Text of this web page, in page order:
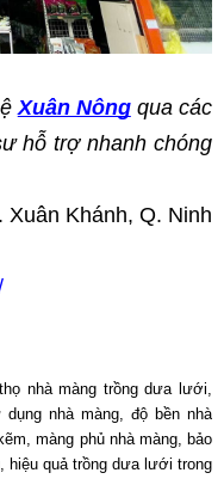
Xuân Nông qua các
hỗ trợ nhanh chóng
Khánh, Q. Ninh
nhà màng trồng dưa lưới,
nhà màng, độ bền nhà
màng phủ nhà màng, bảo
hiệu quả trồng dưa lưới trong